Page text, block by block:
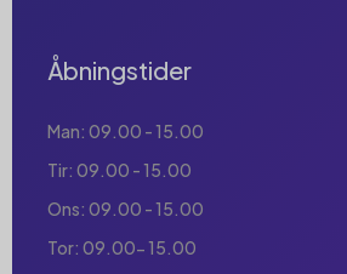
Åbningstider
Man: 09.00 - 15.00
Tir: 09.00 - 15.00
Ons: 09.00 - 15.00
Tor: 09.00- 15.00